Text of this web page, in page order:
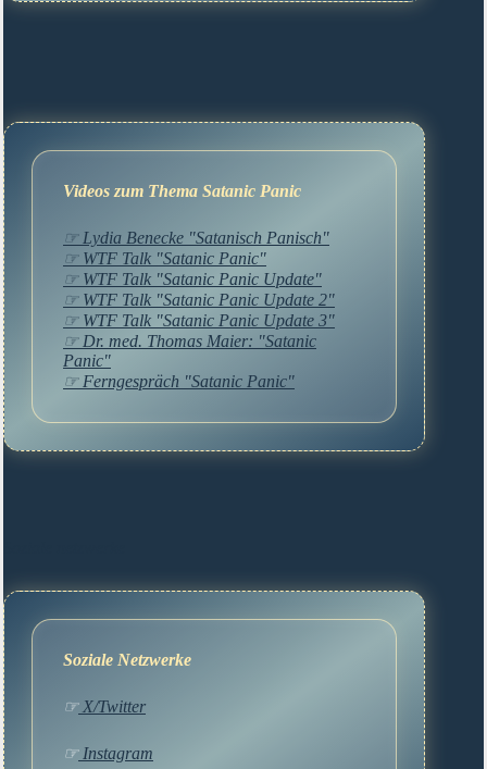
Videos zum Thema Satanic Panic
☞ Lydia Benecke "Satanisch Panisch"
☞ WTF Talk "Satanic Panic"
☞ WTF Talk "Satanic Panic Update"
☞ WTF Talk "Satanic Panic Update 2"
☞ WTF Talk "Satanic Panic Update 3"
☞ Dr. med. Thomas Maier: "Satanic
Panic"
☞ Ferngespräch "Satanic Panic"
Soziale Netzwerke
☞X/Twitter
☞Instagram